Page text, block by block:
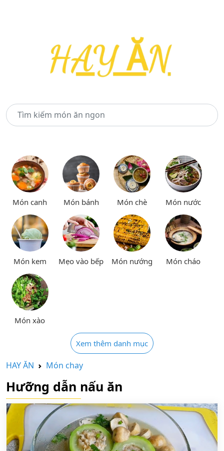
Món canh Món bánh Món chè Món nước
Món kem Mẹo vào bếp Món nướng Món cháo
Món xào
Xem thêm danh mục
HAY ĂN Món chay
Hưỡng dẫn nấu ăn